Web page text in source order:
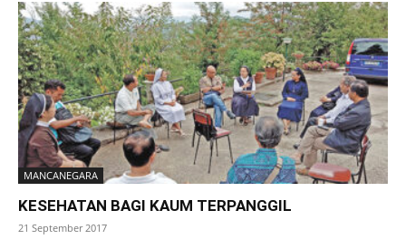
MANCANEGARA
KESEHATAN BAGI KAUM TERPANGGIL
21 September 2017